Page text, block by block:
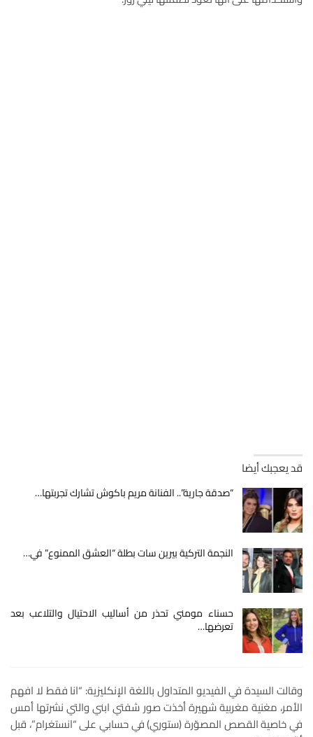
قد يعجبك أيضا
“صدقة جارية”.. الفنانة مريم باكوش تشارك تجربتها…
النجمة التركية بيرين سات بطلة “العشق الممنوع” في…
حسناء مومني تحذر من أساليب الاحتيال والتلاعب بعد
تعرضها…
وقالت السيدة في الفيديو المتداول باللغة الإنكليزية: “انا فقط لا افهم
الأمر، مغنية مغربية شهيرة أخذت صور شفتي ابني والتي نشرتها أمس
في خاصية القصص المصوّرة (ستوري) في حسابي على “انستغرام”، قبل